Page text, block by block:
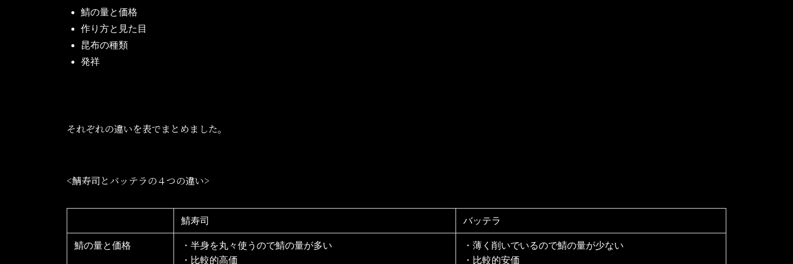
鯖の量と価格
作り方と見た目
昆布の種類
発祥
それぞれの違いを表でまとめました。
<鯖寿司とバッテラの４つの違い>
鯖寿司 バッテラ
鯖の量と価格
・半身を丸々使うので鯖の量が多い
・比較的高価
・薄く削いでいるので鯖の量が少ない
・比較的安価